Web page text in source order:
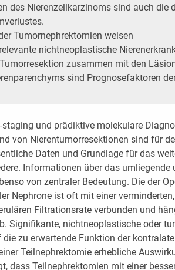
des Nierenzellkarzinoms sind auch die
Tumornephrektomien weisen
nichtneoplastische
zusammen mit den
sind Prognosefaktoren
und prädiktive molekulare
von Nierentumorresektionen sind für
Daten und Grundlage für das
Informationen über das umliegende
von zentraler Bedeutung. Die der
Nephrone ist oft mit einer
Filtrationsrate verbunden und
Signifikante, nichtneoplastische oder
zu erwartende Funktion der
Teilnephrektomie erhebliche
dass Teilnephrektomien mit einer